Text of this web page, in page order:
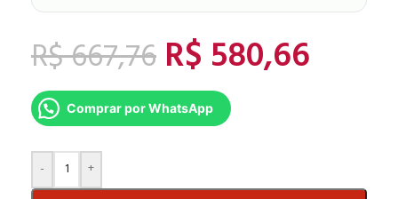
R$667,76 R$ 580,66
Comprar por WhatsApp
- +